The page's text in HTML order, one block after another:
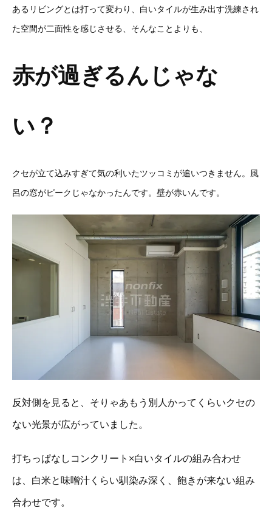
あるリビングとは打って変わり、白いタイルが生み出す洗練され
た空間が二面性を感じさせる、そんなことよりも、
赤が過ぎるんじゃな
い？
クセが立て込みすぎて気の利いたツッコミが追いつきません。風
呂の窓がピークじゃなかったんです。壁が赤いんです。
反対側を見ると、そりゃあもう別人かってくらいクセの
ない光景が広がっていました。
打ちっぱなしコンクリート×白いタイルの組み合わせ
は、白米と味噌汁くらい馴染み深く、飽きが来ない組み
合わせです。